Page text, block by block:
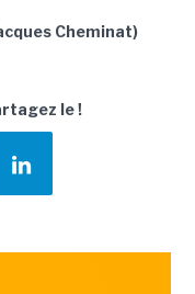
Cheminat)
le !